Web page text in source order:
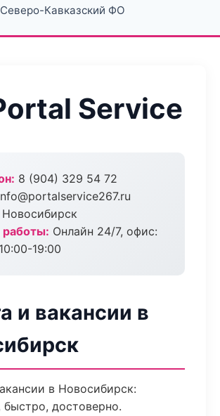
Северо-Кавказский ФО
Service
8 (904) 329 54 72
Новосибирск
Онлайн 24/7, офис:
19:00
и вакансии в
в Новосибирск:
быстро, достоверно.